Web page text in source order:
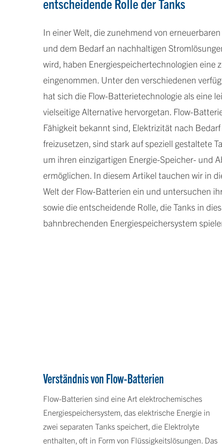
entscheidende Rolle der Tanks
In einer Welt, die zunehmend von
und dem Bedarf an nachhaltigen
wird, haben Energiespeichertechnologien eine
eingenommen. Unter den verschiedenen
hat sich die Flow-Batterietechnologie als eine
vielseitige Alternative hervorgetan. Flow-
Fähigkeit bekannt sind, Elektrizität nach
freizusetzen, sind stark auf speziell gestaltete
um ihren einzigartigen Energie-Speicher- und
ermöglichen. In diesem Artikel tauchen wir in
Welt der Flow-Batterien ein und untersuchen
sowie die entscheidende Rolle, die Tanks in
bahnbrechenden Energiespeichersystem
Verständnis von Flow-Batterien
Flow-Batterien sind eine Art elektrochemisches
Energiespeichersystem, das elektrische Energie in
zwei separaten Tanks speichert, die Elektrolyte
enthalten, oft in Form von Flüssigkeitslösungen. Das